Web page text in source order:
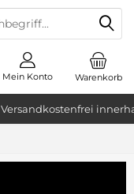
Versandkostenfrei
Warenkorb
Mein Konto